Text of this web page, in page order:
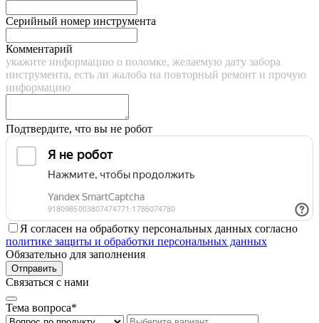
Серийный номер инструмента
Комментарий
укажите информацию о поломке, желаемую дату забора
инструмента, есть ли жалоба на повторный ремонт и прочую
информацию
Подтвердите, что вы не робот
Я согласен на обработку персональных данных согласно
политике защиты и обработки персональных данных
Обязательно для заполнения
Отправить
Связаться с нами
Тема вопроса*